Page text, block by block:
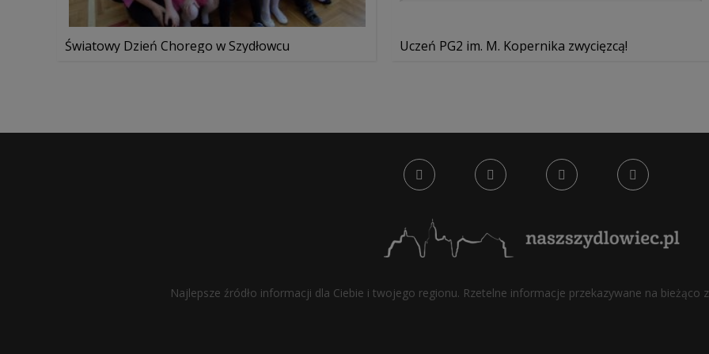
Światowy Dzień Chorego w Szydłowcu Uczeń PG2 im. M. Kopernika zwycięzcą!
Najlepsze źródło informacji dla Ciebie i twojego regionu. Rzetelne informacje przekazywane na bieżąco